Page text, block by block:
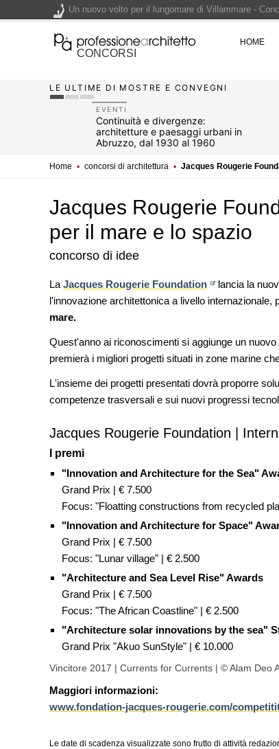
CONCORSI
HOME
LE ULTIME DI MOSTRE E CONVEGNI
EVENTI
Continuità e divergenze:
architetture e paesaggi urbani in
Abruzzo, dal 1930 al 1960
Home ▪ concorsi di architettura ▪ Jacques Rougerie
Jacques Rougerie
per il mare e lo spazio
concorso di idee
La Jacques Rougerie Foundation
lancia la
l'innovazione architettonica a livello internazionale,
mare.
Quest'anno ai riconoscimenti si aggiunge un
premierà i migliori progetti situati in zone marine
L'insieme dei progetti presentati dovrà proporre
competenze trasversali e sui nuovi progressi
Jacques Rougerie Foundation |
I premi
"Innovation and Architecture for the Sea"
Grand Prix | € 7.500
Focus: "Floatting constructions from recycled
"Innovation and Architecture for Space"
Grand Prix | € 7.500
Focus: "Lunar village" | € 2.500
"Architecture and Sea Level Rise" Awards
Grand Prix | € 7.500
Focus: "The African Coastline" | € 2.500
"Architecture solar innovations by the sea"
Grand Prix "Akuo SunStyle" | € 10.000
Vincitore 2017 | Currents for Currents | © Alam Deo
Maggiori informazioni:
www.fondation-jacques-rougerie.com/
Le date di scadenza visualizzate sono frutto di attività
NOTIZIE
Tashkent modernista è
architetture nella World
Un nuovo volto per il
Villammare
NOTIZIE
Unipol hall, ecco il
Un nuovo volto per il lungomare di Villammare -
L'obbligo di aggiornamento del Psc non decade se il
Premio Bruno Zevi 2026: saggi storico-critici inediti